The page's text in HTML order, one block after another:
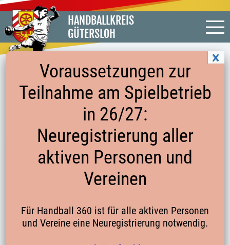
HANDBALLKREIS
GÜTERSLOH
LISTE DER SPIELFESTE FÜR DIE NEUE
SERIE
Nachdem nun der letzte Verein den Termin für sein
Spielfest mitgeteilt hat, steht nun die neue Liste der
Spielfeste zum Download zur Verfügung.
Liste der Spielfeste
Voraussetzungen zur
Teilnahme am Spielbetrieb
in 26/27:
Neuregistrierung aller
aktiven Personen und
Vereinen
Für Handball 360 ist für alle aktiven Personen
und Vereine eine Neuregistrierung notwendig.